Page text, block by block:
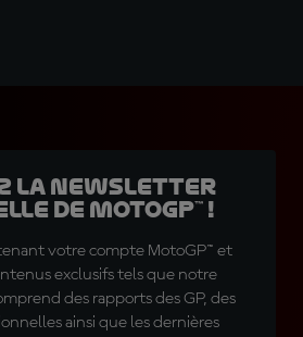
la Newsletter
de MotoGP™ !
votre compte MotoGP™ et
exclusifs tels que notre
des rapports des GP, des
ainsi que les dernières